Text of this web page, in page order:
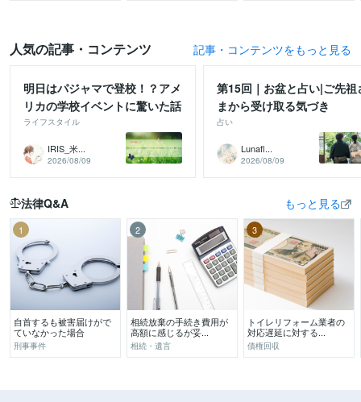
人気の記事・コンテンツ 記事・コンテンツをもっと見る
明日はパジャマで登校！？アメ
リカの学校イベントに驚いた話
ライフスタイル
IRIS_米...
2026/08/09
第15回｜お盆と占い|ご先祖
まから受け取る気づき
占い
Lunafl...
2026/08/09
法律Q&A もっと見る
1
自首するも被害届けがで
ていなかった場合
刑事事件
2
相続放棄の手続き費用が
高額に感じるが妥...
相続・遺言
3
トイレリフォーム業者の
対応遅延に対する...
債権回収